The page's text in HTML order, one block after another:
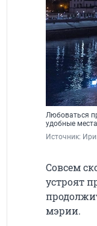
Любоваться
удобные
Источник:
Совсем
устроят
мэрии.